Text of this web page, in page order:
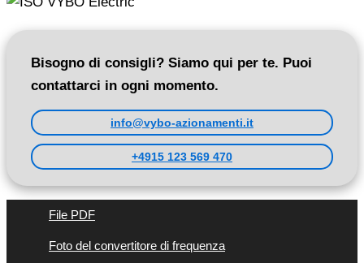
4T0004)
Bisogno di consigli? Siamo qui per te. Puoi
contattarci in ogni momento.
info@vybo-azionamenti.it
+4915 123 569 470
File PDF
Foto del convertitore di frequenza